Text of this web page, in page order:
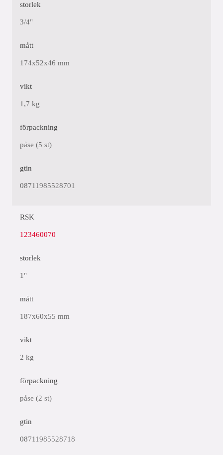
storlek
3/4"
mått
174x52x46 mm
vikt
1,7 kg
förpackning
påse (5 st)
gtin
08711985528701
RSK
123460070
storlek
1"
mått
187x60x55 mm
vikt
2 kg
förpackning
påse (2 st)
gtin
08711985528718